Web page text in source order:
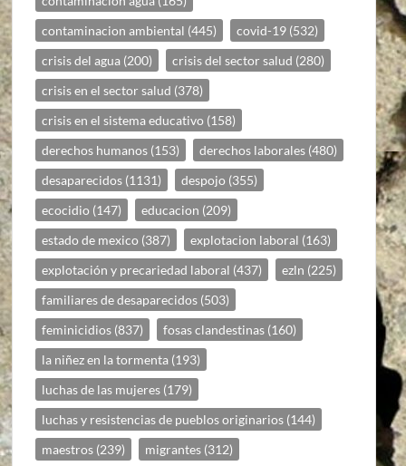
contaminacion ambiental (445) covid-19 (532)
crisis del agua (200) crisis del sector salud (280)
crisis en el sector salud (378)
crisis en el sistema educativo (158)
derechos humanos (153) derechos laborales (480)
desaparecidos (1131) despojo (355)
ecocidio (147) educacion (209)
estado de mexico (387) explotacion laboral (163)
explotación y precariedad laboral (437) ezln (225)
familiares de desaparecidos (503)
feminicidios (837) fosas clandestinas (160)
la niñez en la tormenta (193)
luchas de las mujeres (179)
luchas y resistencias de pueblos originarios (144)
maestros (239) migrantes (312)